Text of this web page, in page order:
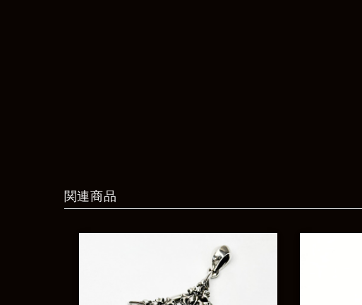
関連商品